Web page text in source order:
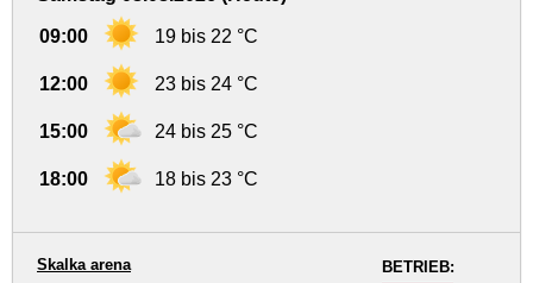
09:00 19 bis 22 °C
12:00 23 bis 24 °C
15:00 24 bis 25 °C
18:00 18 bis 23 °C
BETRIEB:
Skalka arena